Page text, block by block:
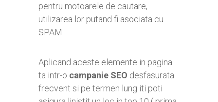
pentru motoarele de cautare,
utilizarea lor putand fi asociata cu
SPAM.
Aplicand aceste elemente in pagina
ta intr-o campanie SEO desfasurata
frecvent si pe termen lung iti poti